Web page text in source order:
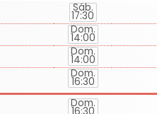
Sáb.
17:30
Dom.
14:00
Dom.
14:00
Dom.
16:30
Dom.